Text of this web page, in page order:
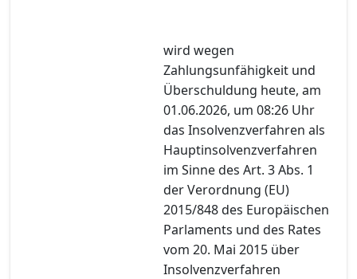
wird wegen
Zahlungsunfähigkeit und
Überschuldung heute, am
01.06.2026, um 08:26 Uhr
das Insolvenzverfahren als
Hauptinsolvenzverfahren
im Sinne des Art. 3 Abs. 1
der Verordnung (EU)
2015/848 des Europäischen
Parlaments und des Rates
vom 20. Mai 2015 über
Insolvenzverfahren